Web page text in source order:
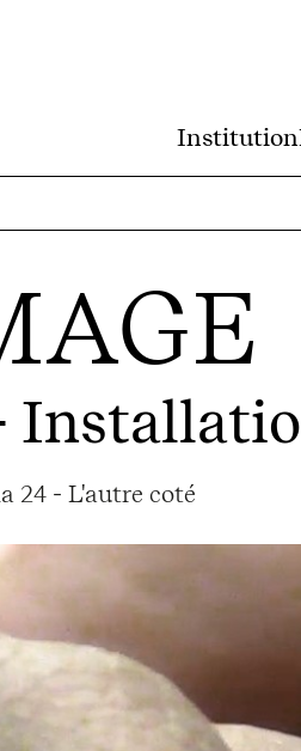
Institution
24 - L'autre coté